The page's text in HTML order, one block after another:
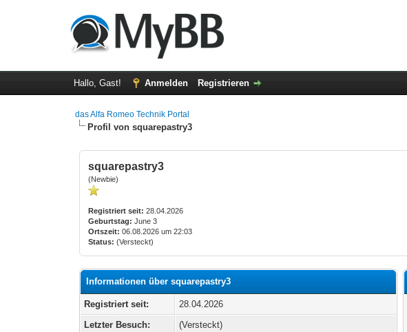
Hallo, Gast! Anmelden Registrieren
das Alfa Romeo Technik Portal
Profil von squarepastry3
squarepastry3
(Newbie)
Registriert seit: 28.04.2026
Geburtstag: June 3
Ortszeit: 06.08.2026 um 22:03
Status: (Versteckt)
Informationen über squarepastry3
Registriert seit:
28.04.2026
Letzter Besuch:
(Versteckt)